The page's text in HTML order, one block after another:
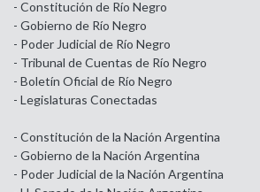
- Constitución de Río Negro
- Gobierno de Río Negro
- Poder Judicial de Río Negro
- Tribunal de Cuentas de Río Negro
- Boletín Oficial de Río Negro
- Legislaturas Conectadas
- Constitución de la Nación Argentina
- Gobierno de la Nación Argentina
- Poder Judicial de la Nación Argentina